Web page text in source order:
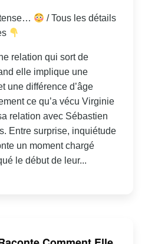
/ Tous les détails
relation qui sort de
elle implique une
une différence d’âge
ce qu’a vécu Virginie
relation avec Sébastien
Entre surprise, inquiétude
un moment chargé
le début de leur...